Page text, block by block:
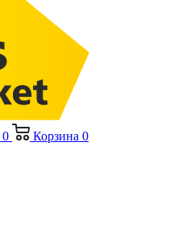
0 Корзина 0